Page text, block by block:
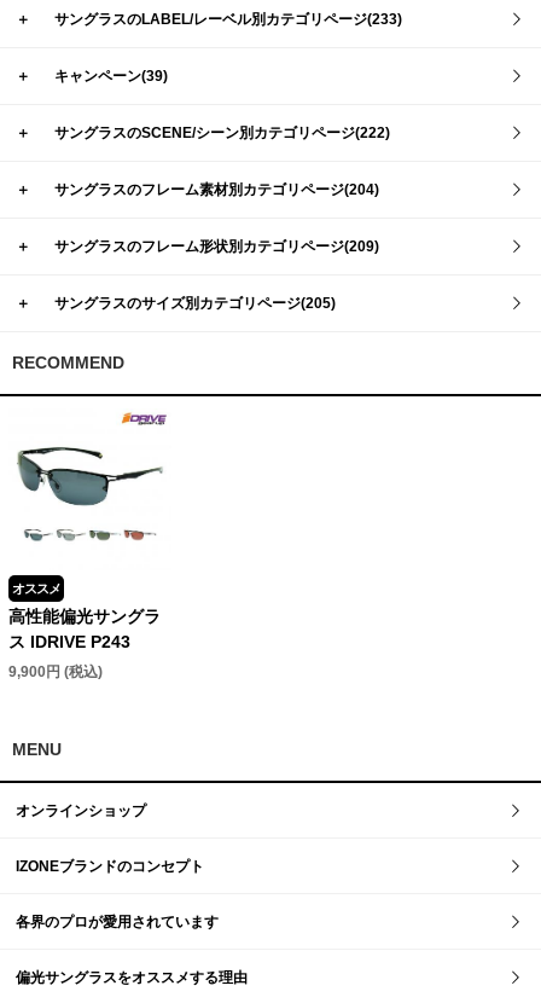
＋ サングラスのLABEL/レーベル別カテゴリページ(233)
＋ キャンペーン(39)
＋ サングラスのSCENE/シーン別カテゴリページ(222)
＋ サングラスのフレーム素材別カテゴリページ(204)
＋ サングラスのフレーム形状別カテゴリページ(209)
＋ サングラスのサイズ別カテゴリページ(205)
RECOMMEND
オススメ
高性能偏光サングラ
ス IDRIVE P243
9,900円 (税込)
MENU
オンラインショップ
IZONEブランドのコンセプト
各界のプロが愛用されています
偏光サングラスをオススメする理由